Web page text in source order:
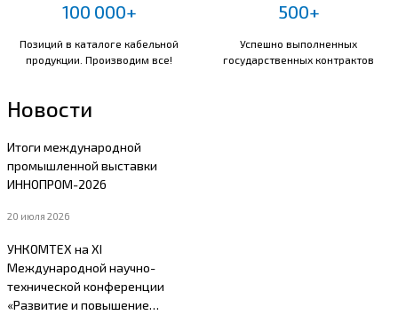
100 000+
Позиций в каталоге кабельной
продукции. Производим все!
500+
Успешно выполненных
государственных контрактов
Новости
Итоги международной
промышленной выставки
ИННОПРОМ-2026
20 июля 2026
УНКОМТЕХ на XI
Международной научно-
технической конференции
«Развитие и повышение